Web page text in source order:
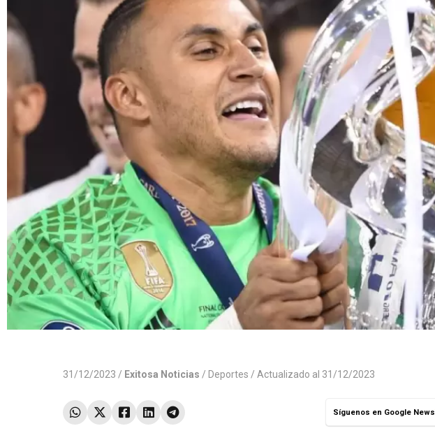
31/12/2023 / Exitosa Noticias / Deportes / Actualizado al 31/12/2023
Síguenos en Google News